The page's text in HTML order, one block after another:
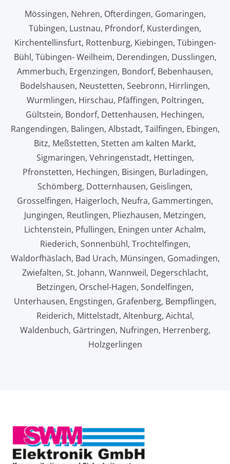
Mössingen, Nehren, Ofterdingen, Gomaringen,
Tübingen, Lustnau, Pfrondorf, Kusterdingen,
Kirchentellinsfurt, Rottenburg, Kiebingen, Tübingen-
Bühl, Tübingen- Weilheim, Derendingen, Dusslingen,
Ammerbuch, Ergenzingen, Bondorf, Bebenhausen,
Bodelshausen, Neustetten, Seebronn, Hirrlingen,
Wurmlingen, Hirschau, Pfäffingen, Poltringen,
Gültstein, Bondorf, Dettenhausen, Hechingen,
Rangendingen, Balingen, Albstadt, Tailfingen, Ebingen,
Bitz, Meßstetten, Stetten am kalten Markt,
Sigmaringen, Vehringenstadt, Hettingen,
Pfronstetten, Hechingen, Bisingen, Burladingen,
Schömberg, Dotternhausen, Geislingen,
Grosselfingen, Haigerloch, Neufra, Gammertingen,
Jungingen, Reutlingen, Pliezhausen, Metzingen,
Lichtenstein, Pfullingen, Eningen unter Achalm,
Riederich, Sonnenbühl, Trochtelfingen,
Waldorfhäslach, Bad Urach, Münsingen, Gomadingen,
Zwiefalten, St. Johann, Wannweil, Degerschlacht,
Betzingen, Orschel-Hagen, Sondelfingen,
Unterhausen, Engstingen, Grafenberg, Bempflingen,
Reiderich, Mittelstadt, Altenburg, Aichtal,
Waldenbuch, Gärtringen, Nufringen, Herrenberg,
Holzgerlingen